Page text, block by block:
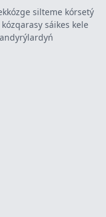
silteme kórsetý
sáikes kele